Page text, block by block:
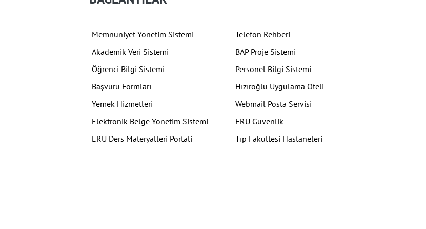
Memnuniyet Yönetim Sistemi
Telefon Rehberi
Akademik Veri Sistemi
BAP Proje Sistemi
Öğrenci Bilgi Sistemi
Personel Bilgi Sistemi
Başvuru Formları
Hızıroğlu Uygulama Oteli
Yemek Hizmetleri
Webmail Posta Servisi
Elektronik Belge Yönetim Sistemi
ERÜ Güvenlik
ERÜ Ders Materyalleri Portali
Tıp Fakültesi Hastaneleri